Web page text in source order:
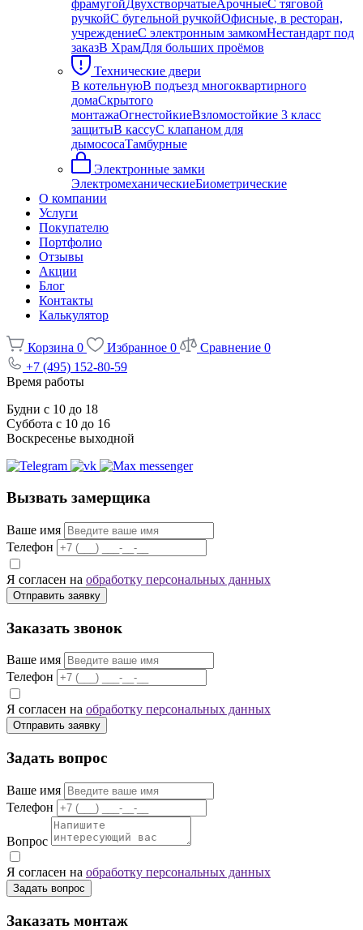
фрамугойДвухстворчатыеАрочныеС тяговой
ручкойС бугельной ручкойОфисные, в ресторан,
учреждениеС электронным замкомНестандарт под
заказВ ХрамДля больших проёмов
Технические двери
В котельнуюВ подъезд многоквартирного
домаСкрытого
монтажаОгнестойкиеВзломостойкие 3 класс
защитыВ кассуС клапаном для
дымососаТамбурные
Электронные замки
ЭлектромеханическиеБиометрические
О компании
Услуги
Покупателю
Портфолио
Отзывы
Акции
Блог
Контакты
Калькулятор
Корзина 0 Избранное 0 Сравнение 0
+7 (495) 152-80-59
Время работы
Будни с 10 до 18
Суббота с 10 до 16
Воскресенье выходной
Вызвать замерщика
Ваше имя
Телефон
Я согласен на обработку персональных данных
Отправить заявку
Заказать звонок
Ваше имя
Телефон
Я согласен на обработку персональных данных
Отправить заявку
Задать вопрос
Ваше имя
Телефон
Вопрос
Я согласен на обработку персональных данных
Задать вопрос
Заказать монтаж